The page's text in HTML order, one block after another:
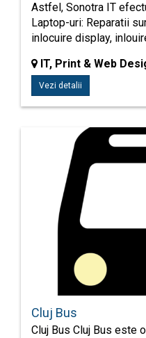
Astfel, Sonotra IT
Laptop-uri: Reparatii
inlocuire display,
IT, Print & Web
Vezi detalii
Cluj Bus
Cluj Bus Cluj Bus este